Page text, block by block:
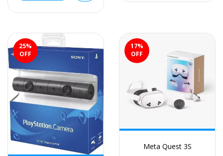
25%
OFF
17%
OFF
Meta Quest 3S